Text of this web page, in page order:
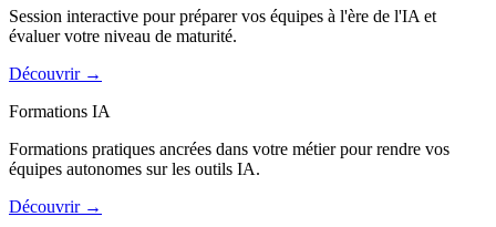
Session interactive pour préparer vos équipes à l'ère de l'IA et
évaluer votre niveau de maturité.
Découvrir →
Formations IA
Formations pratiques ancrées dans votre métier pour rendre vos
équipes autonomes sur les outils IA.
Découvrir →